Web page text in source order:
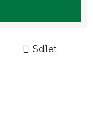
Sdílet